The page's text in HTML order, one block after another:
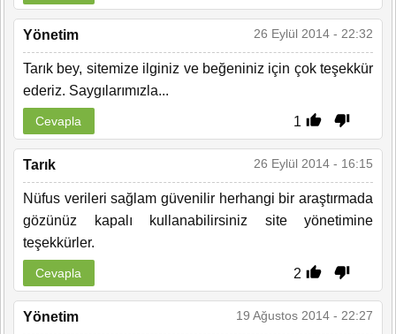
Yönetim 26 Eylül 2014 - 22:32
Tarık bey, sitemize ilginiz ve beğeniniz için çok teşekkür
ederiz. Saygılarımızla...
1
Cevapla
Tarık 26 Eylül 2014 - 16:15
Nüfus verileri sağlam güvenilir herhangi bir araştırmada
gözünüz kapalı kullanabilirsiniz site yönetimine
teşekkürler.
2
Cevapla
Yönetim 19 Ağustos 2014 - 22:27